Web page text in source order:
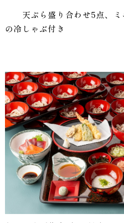
天ぷら盛り合わせ5点、ミ
の冷しゃぶ付き